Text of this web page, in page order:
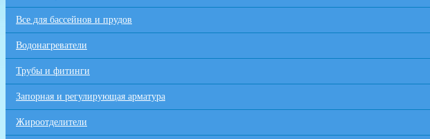
Все для бaссейнов и прудов
Водонагреватели
Трубы и фитинги
Запорная и регулирующая арматура
Жироотделители